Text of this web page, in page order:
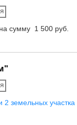
на сумму 1 500 руб.
земельных участка